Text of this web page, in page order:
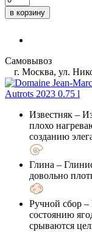
в корзину
Самовывоз
г. Москва, ул.
Известняк –
плохо
созданию
Глина –
довольно
Ручной сбор –
состоянию
срываются